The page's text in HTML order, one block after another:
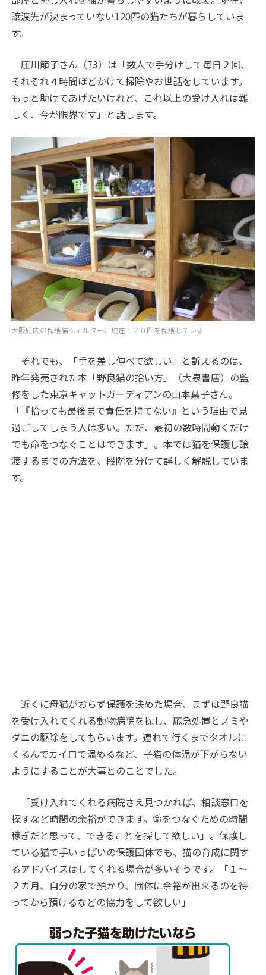
譲渡先が決まっていない120匹の猫たちが暮らしていま
す。
庄川節子さん（73）は「数人で手分けして毎日２回、
それぞれ４時間ほどかけて掃除やお世話をしています。
もっと助けてあげたいけれど、これ以上の受け入れは難
しく、今が限界です」と話します。
大阪府内の保護猫シェルター。現在１２０匹を保護している
それでも、「手を差し伸べて欲しい」と訴えるのは、
昨年発売された本「野良猫の拾い方」（大泉書店）の監
修をした東京キャットガーディアンの山本葉子さん。
「『拾っても最後まで責任を持てない』という理由で見
過ごしてしまう人は多い。ただ、最初の数時間動くだけ
でも命をつなぐことはできます」。本では猫を保護し譲
渡するまでの方法を、段階を分けて詳しく解説していま
す。
近くに母猫がおらず保護を決めた場合、まずは野良猫
を受け入れてくれる動物病院を探し、応急処置とノミや
ダニの駆除をしてもらいます。連れて行くまでタオルに
くるんでカイロで温めるなど、子猫の体温が下がらない
ようにすることが大事とのことでした。
「受け入れてくれる病院さえ見つかれば、相談窓口を
探すなど時間の余裕ができます。命をつなぐための時間
稼ぎだと思って、できることを探して欲しい」。保護し
ている猫で手いっぱいの保護団体でも、猫の育成に関す
るアドバイスはしてくれる場合が多いそうです。「１～
２カ月、自分の家で預かり、団体に余裕が出来るのを待
ってから預けるなどの協力をして欲しい」